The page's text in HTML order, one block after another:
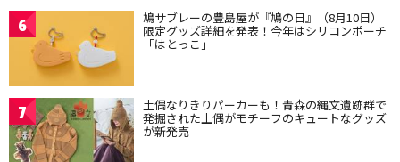
6 鳩サブレーの豊島屋が『鳩の日』（8月10日）
限定グッズ詳細を発表！今年はシリコンポーチ
「はとっこ」
7 土偶なりきりパーカーも！青森の縄文遺跡群で
発掘された土偶がモチーフのキュートなグッズ
が新発売